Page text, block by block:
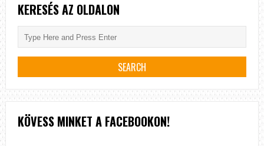
KERESÉS AZ OLDALON
KÖVESS MINKET A FACEBOOKON!